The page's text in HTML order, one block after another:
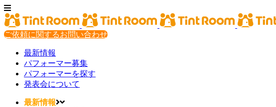
ご依頼に関するお問い合わせ
最新情報
パフォーマー募集
パフォーマーを探す
発表会について
最新情報